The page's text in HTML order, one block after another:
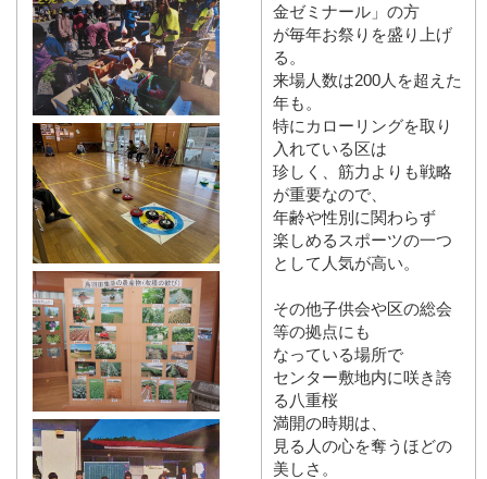
金ゼミナール」の方
が毎年お祭りを盛り上げ
る。
来場人数は200人を超えた
年も。
特にカローリングを取り
入れている区は
珍しく、筋力よりも戦略
が重要なので、
年齢や性別に関わらず
楽しめるスポーツの一つ
として人気が高い。
その他子供会や区の総会
等の拠点にも
なっている場所で
センター敷地内に咲き誇
る八重桜
満開の時期は、
見る人の心を奪うほどの
美しさ。